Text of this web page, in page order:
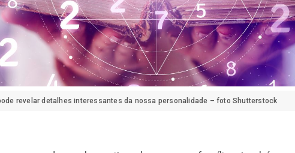
revelar detalhes interessantes da nossa personalidade – foto Shutterstock